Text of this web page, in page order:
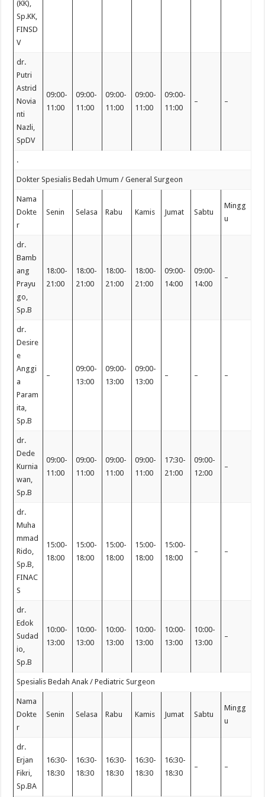
(KK),
Sp.KK,
FINSD
V
dr.
Putri
Astrid
Novia
nti
Nazli,
SpDV
09:00-
11:00
09:00-
11:00
09:00-
11:00
09:00-
11:00
09:00-
11:00
– –
.
Dokter Spesialis Bedah Umum / General Surgeon
Nama
Dokte
r
Senin Selasa Rabu Kamis Jumat Sabtu
Mingg
u
dr.
Bamb
ang
Prayu
go,
Sp.B
18:00-
21:00
18:00-
21:00
18:00-
21:00
18:00-
21:00
09:00-
14:00
09:00-
14:00
–
dr.
Desire
e
Anggi
a
Param
ita,
Sp.B
–
09:00-
13:00
09:00-
13:00
09:00-
13:00
– – –
dr.
Dede
Kurnia
wan,
Sp.B
09:00-
11:00
09:00-
11:00
09:00-
11:00
09:00-
11:00
17:30-
21:00
09:00-
12:00
–
dr.
Muha
mmad
Rido,
Sp.B,
FINAC
S
15:00-
18:00
15:00-
18:00
15:00-
18:00
15:00-
18:00
15:00-
18:00
– –
dr.
Edok
Sudad
io,
Sp.B
10:00-
13:00
10:00-
13:00
10:00-
13:00
10:00-
13:00
10:00-
13:00
10:00-
13:00
–
Spesialis Bedah Anak / Pediatric Surgeon
Nama
Dokte
r
Senin Selasa Rabu Kamis Jumat Sabtu
Mingg
u
dr.
Erjan
Fikri,
Sp.BA
16:30-
18:30
16:30-
18:30
16:30-
18:30
16:30-
18:30
16:30-
18:30
– –